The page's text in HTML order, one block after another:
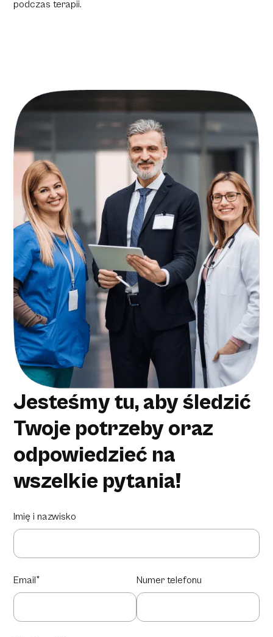
podczas terapii.
Jesteśmy tu, aby śledzić
Twoje potrzeby oraz
odpowiedzieć na
wszelkie pytania!
Imię i nazwisko
Email* Numer telefonu